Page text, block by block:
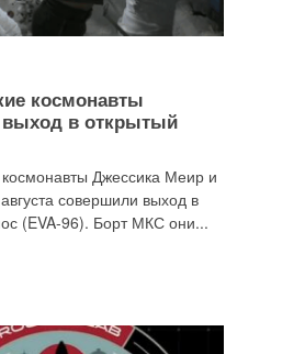
космонавты
в открытый
Джессика Меир и
совершили выход в
(EVA-96). Борт МКС они...